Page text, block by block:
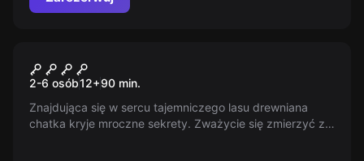
Przepowiednia Wiedźmy
2-6 osób12+90 min.
Znajdująca się w sercu tajemniczego lasu drewniana
chatka kryje mroczne sekrety. Zważycie się zmierzyć z